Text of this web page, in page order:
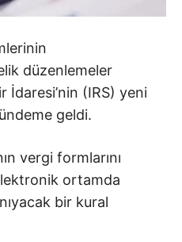
düzenlemeler
İdaresi’nin (IRS) yeni
geldi.
vergi formlarını
ortamda
bir kural